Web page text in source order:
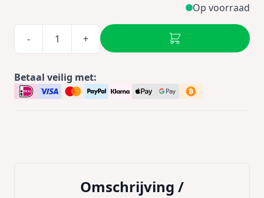
Op voorraad
- +
Betaal veilig met:
Omschrijving /